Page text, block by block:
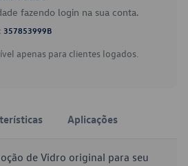
fazendo login na sua conta.
357853999B
apenas para clientes logados.
Aplicações
de Vidro original para seu